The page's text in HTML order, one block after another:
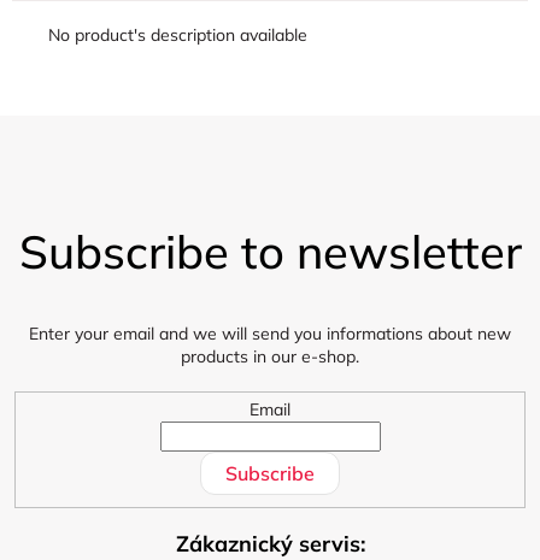
No product's description available
Subscribe to newsletter
Enter your email and we will send you informations about new
products in our e-shop.
Email
Subscribe
Zákaznický servis: